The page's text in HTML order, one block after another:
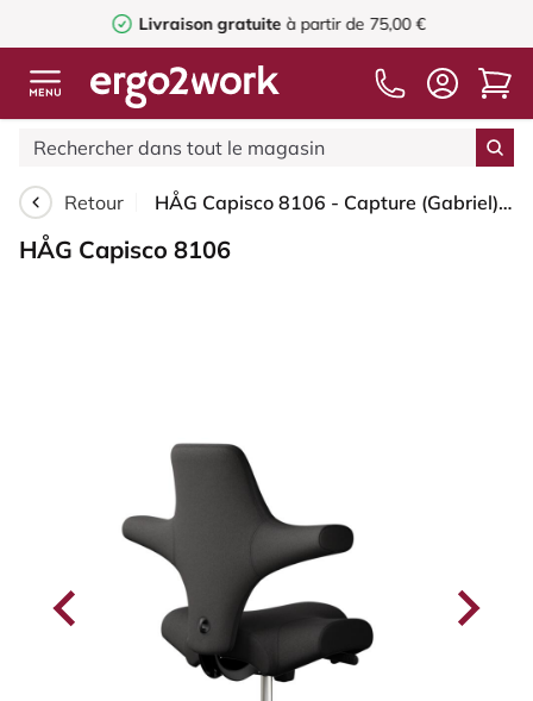
Livraison gratuiteà partir de 75,00 €
Retour HÅG Capisco 8106 - Capture (Gabriel) - Laine / Polyamide - CPT5501 - Charcoal - Noir - 200 mm (hauteur d’assise 46–64 cm) - Roues souples pour sols durs
HÅG Capisco 8106